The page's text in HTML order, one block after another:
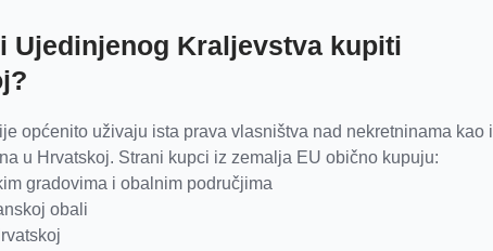
Ujedinjenog Kraljevstva kupiti
općenito uživaju ista prava vlasništva nad nekretninama kao i
u Hrvatskoj. Strani kupci iz zemalja EU obično kupuju:
gradovima i obalnim područjima
obali